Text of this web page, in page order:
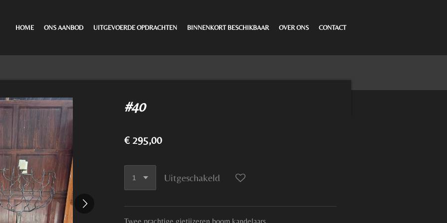
HOME ONS AANBOD UITGEVOERDE OPDRACHTEN BINNENKORT BESCHIKBAAR OVER ONS CONTACT
#40
€ 295,00
Uitgeschakeld